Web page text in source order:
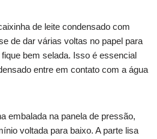
de leite condensado com
de dar várias voltas no papel para
bem selada. Isso é essencial
entre em contato com a água
embalada na panela de pressão,
voltada para baixo. A parte lisa